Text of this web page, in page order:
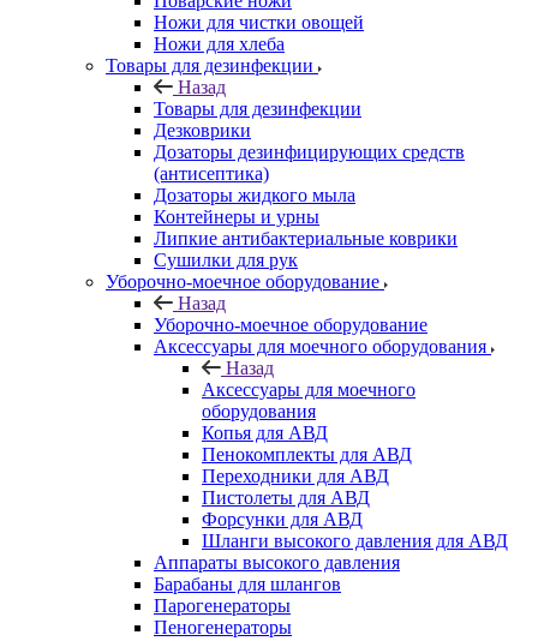
Ножи для чистки овощей
Ножи для хлеба
Товары для дезинфекции
Назад
Товары для дезинфекции
Дезковрики
Дозаторы дезинфицирующих средств
(антисептика)
Дозаторы жидкого мыла
Контейнеры и урны
Липкие антибактериальные коврики
Сушилки для рук
Уборочно-моечное оборудование
Назад
Уборочно-моечное оборудование
Аксессуары для моечного оборудования
Назад
Аксессуары для моечного
оборудования
Копья для АВД
Пенокомплекты для АВД
Переходники для АВД
Пистолеты для АВД
Форсунки для АВД
Шланги высокого давления для АВД
Аппараты высокого давления
Барабаны для шлангов
Парогенераторы
Пеногенераторы